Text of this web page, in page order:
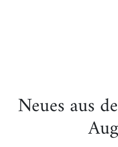
Neues aus